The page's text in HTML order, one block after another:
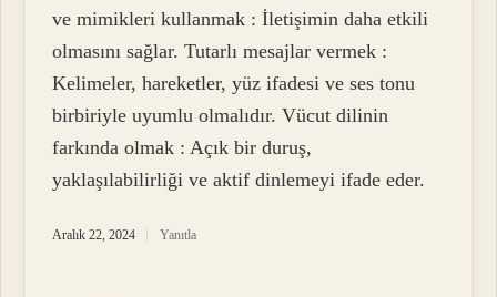
ve mimikleri kullanmak : İletişimin daha etkili
olmasını sağlar. Tutarlı mesajlar vermek :
Kelimeler, hareketler, yüz ifadesi ve ses tonu
birbiriyle uyumlu olmalıdır. Vücut dilinin
farkında olmak : Açık bir duruş,
yaklaşılabilirliği ve aktif dinlemeyi ifade eder.
Aralık 22, 2024 Yanıtla